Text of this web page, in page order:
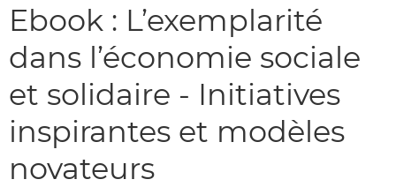
Ebook : L’exemplarité
dans l’économie sociale
et solidaire - Initiatives
inspirantes et modèles
novateurs